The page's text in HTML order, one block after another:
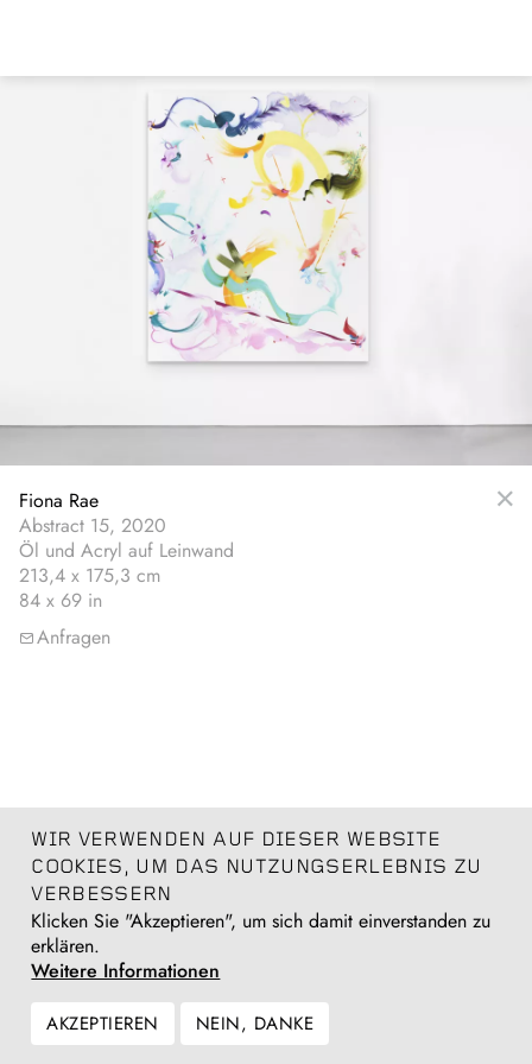
Fiona Rae
Abstract 15, 2020
Öl und Acryl auf Leinwand
213,4 x 175,3 cm
84 x 69 in
Anfragen
WIR VERWENDEN AUF DIESER WEBSITE
COOKIES, UM DAS NUTZUNGSERLEBNIS ZU
VERBESSERN
Klicken Sie "Akzeptieren", um sich damit einverstanden zu
erklären.
Weitere Informationen
AKZEPTIEREN NEIN, DANKE